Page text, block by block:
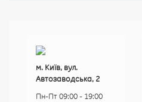
м. Київ, вул.
Автозаводська, 2
Пн-Пт 09:00 - 19:00